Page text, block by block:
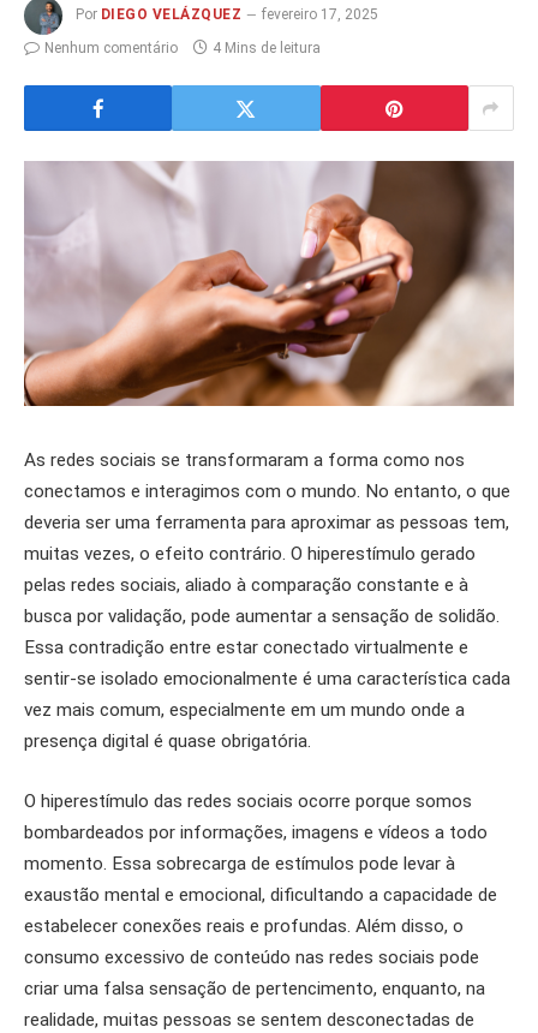
Por DIEGO VELÁZQUEZ
fevereiro 17, 2025
Nenhum comentário
4 Mins de leitura
As redes sociais se transformaram a forma como nos
conectamos e interagimos com o mundo. No entanto, o que
deveria ser uma ferramenta para aproximar as pessoas tem,
muitas vezes, o efeito contrário. O hiperestímulo gerado
pelas redes sociais, aliado à comparação constante e à
busca por validação, pode aumentar a sensação de solidão.
Essa contradição entre estar conectado virtualmente e
sentir-se isolado emocionalmente é uma característica cada
vez mais comum, especialmente em um mundo onde a
presença digital é quase obrigatória.
O hiperestímulo das redes sociais ocorre porque somos
bombardeados por informações, imagens e vídeos a todo
momento. Essa sobrecarga de estímulos pode levar à
exaustão mental e emocional, dificultando a capacidade de
estabelecer conexões reais e profundas. Além disso, o
consumo excessivo de conteúdo nas redes sociais pode
criar uma falsa sensação de pertencimento, enquanto, na
realidade, muitas pessoas se sentem desconectadas de